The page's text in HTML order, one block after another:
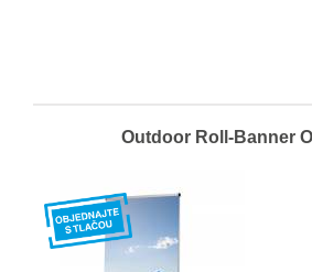
Outdoor Roll-Banner